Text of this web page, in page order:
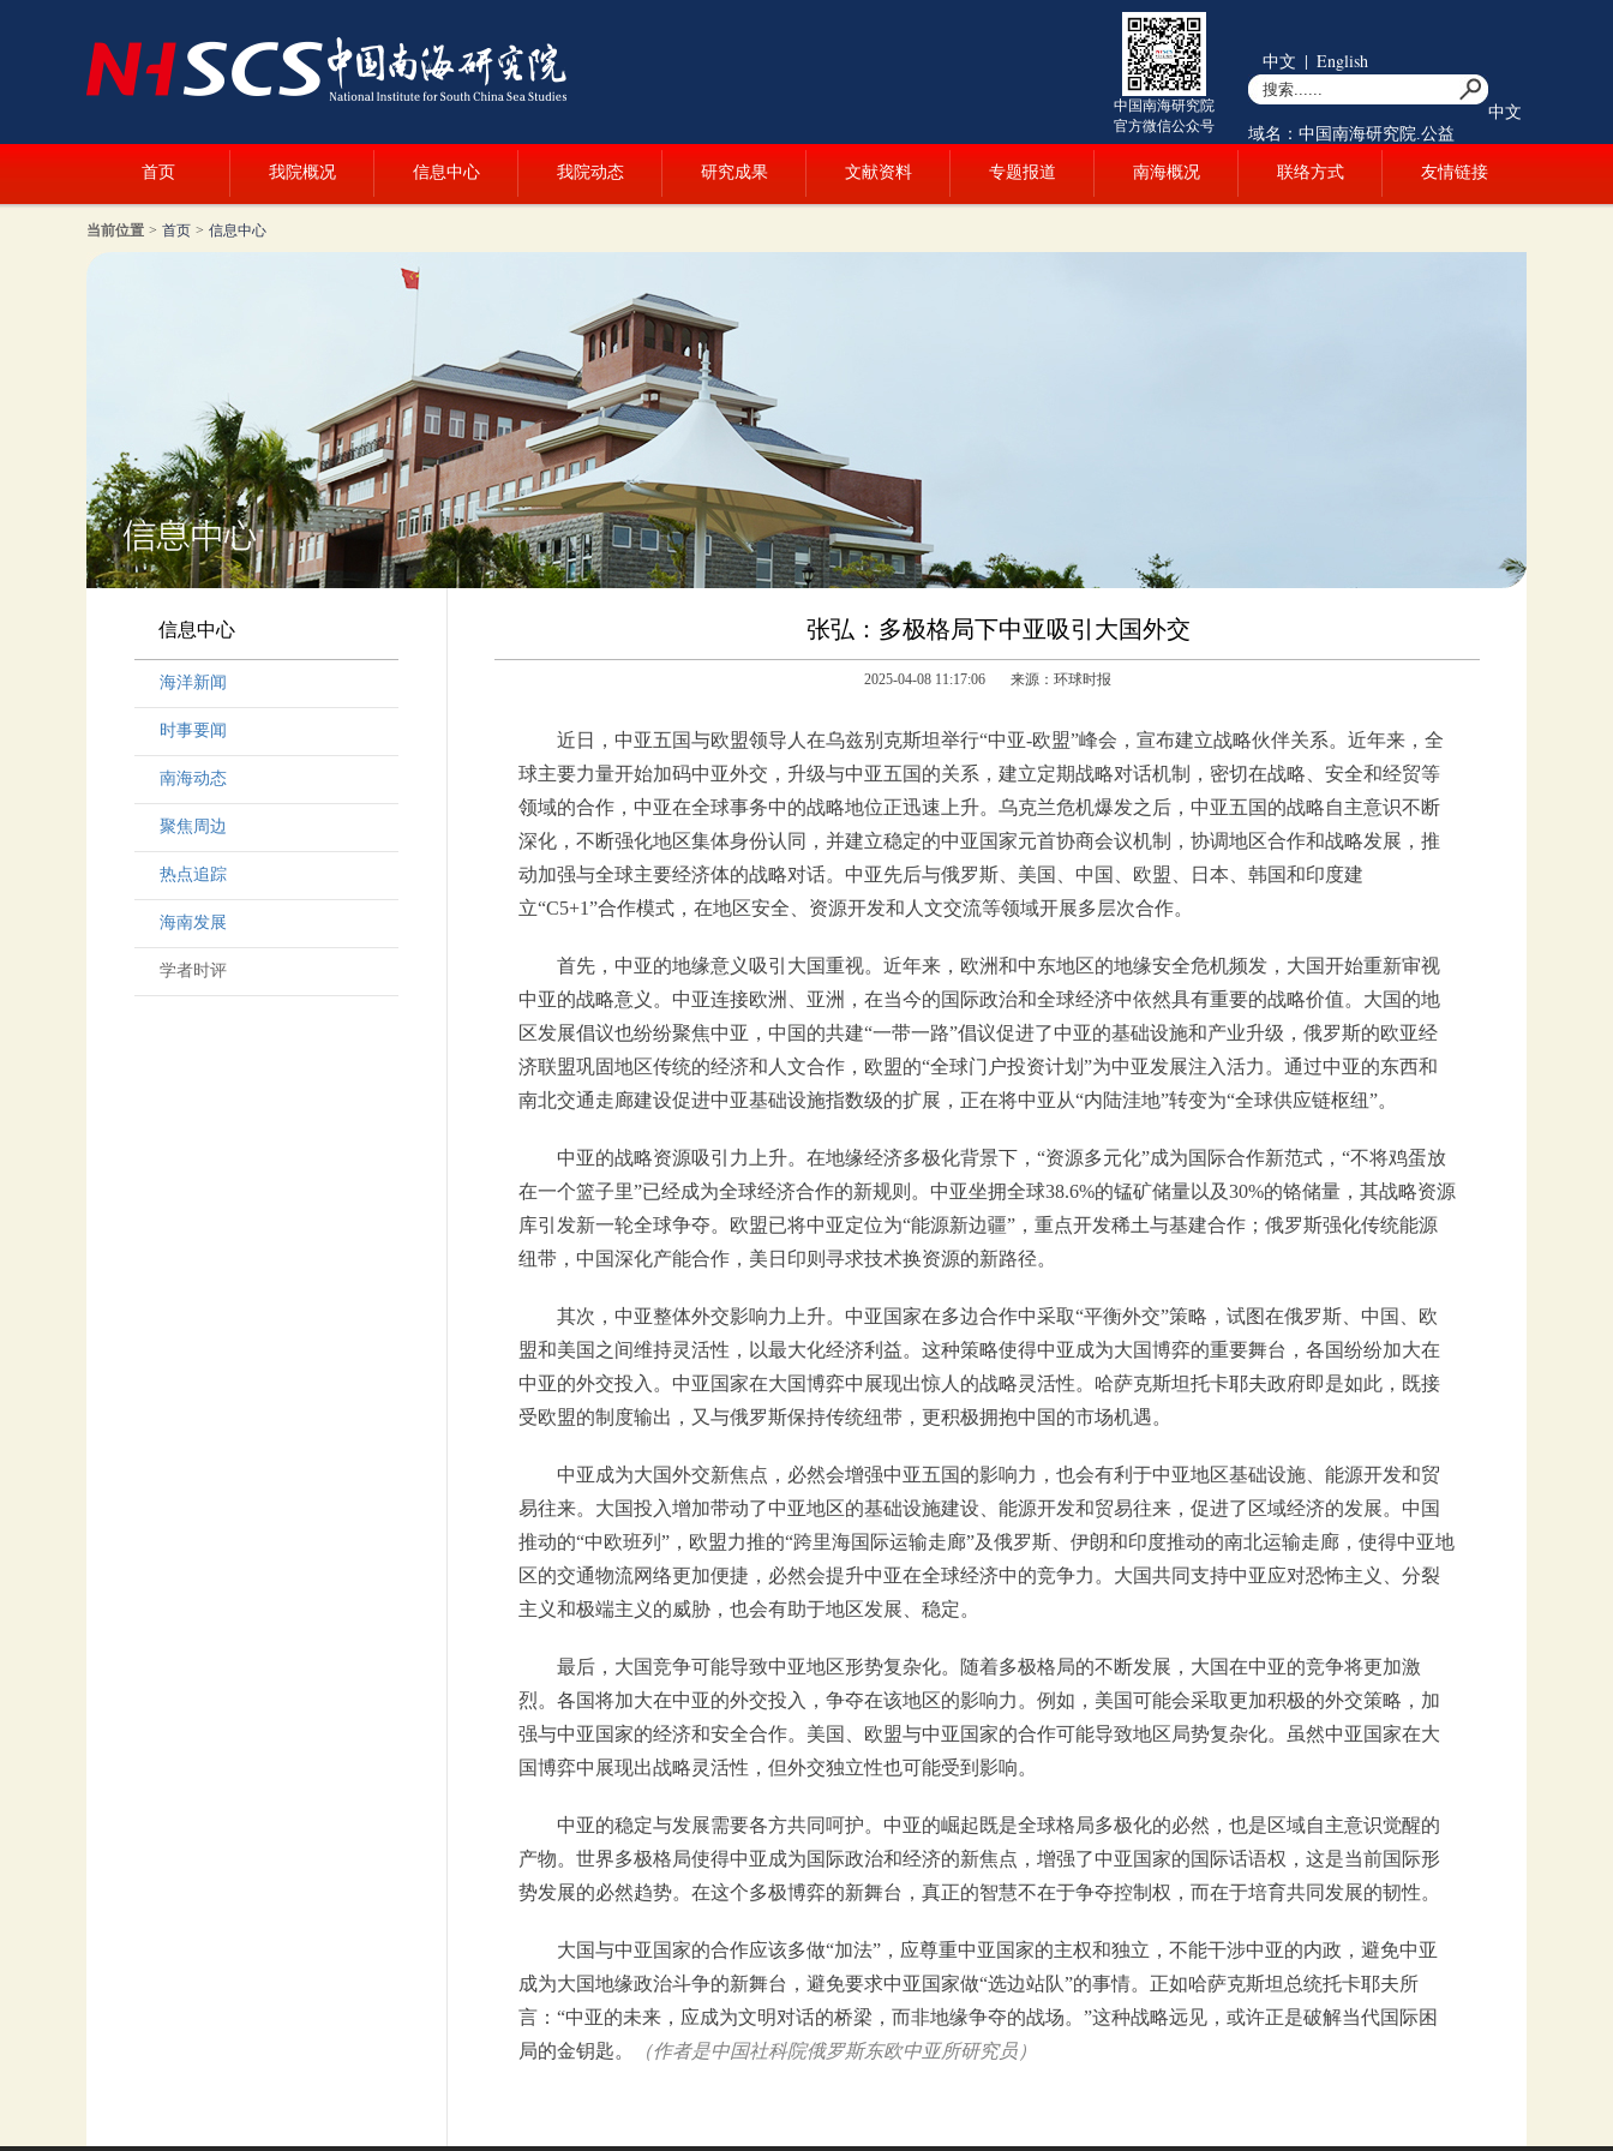
中国南海研究院
官方微信公众号
中文 | English
中文
域名：中国南海研究院.公益
首页 我院概况 信息中心 我院动态 研究成果 文献资料 专题报道 南海概况 联络方式 友情链接
当前位置 > 首页 > 信息中心
信息中心
海洋新闻
时事要闻
南海动态
聚焦周边
热点追踪
海南发展
学者时评
张弘：多极格局下中亚吸引大国外交
2025-04-08 11:17:06 来源：环球时报
近日，中亚五国与欧盟领导人在乌兹别克斯坦举行“中亚-欧盟”峰会，宣布建立战略伙伴关系。近年来，全
球主要力量开始加码中亚外交，升级与中亚五国的关系，建立定期战略对话机制，密切在战略、安全和经贸等
领域的合作，中亚在全球事务中的战略地位正迅速上升。乌克兰危机爆发之后，中亚五国的战略自主意识不断
深化，不断强化地区集体身份认同，并建立稳定的中亚国家元首协商会议机制，协调地区合作和战略发展，推
动加强与全球主要经济体的战略对话。中亚先后与俄罗斯、美国、中国、欧盟、日本、韩国和印度建
立“C5+1”合作模式，在地区安全、资源开发和人文交流等领域开展多层次合作。
首先，中亚的地缘意义吸引大国重视。近年来，欧洲和中东地区的地缘安全危机频发，大国开始重新审视
中亚的战略意义。中亚连接欧洲、亚洲，在当今的国际政治和全球经济中依然具有重要的战略价值。大国的地
区发展倡议也纷纷聚焦中亚，中国的共建“一带一路”倡议促进了中亚的基础设施和产业升级，俄罗斯的欧亚经
济联盟巩固地区传统的经济和人文合作，欧盟的“全球门户投资计划”为中亚发展注入活力。通过中亚的东西和
南北交通走廊建设促进中亚基础设施指数级的扩展，正在将中亚从“内陆洼地”转变为“全球供应链枢纽”。
中亚的战略资源吸引力上升。在地缘经济多极化背景下，“资源多元化”成为国际合作新范式，“不将鸡蛋放
在一个篮子里”已经成为全球经济合作的新规则。中亚坐拥全球38.6%的锰矿储量以及30%的铬储量，其战略资源
库引发新一轮全球争夺。欧盟已将中亚定位为“能源新边疆”，重点开发稀土与基建合作；俄罗斯强化传统能源
纽带，中国深化产能合作，美日印则寻求技术换资源的新路径。
其次，中亚整体外交影响力上升。中亚国家在多边合作中采取“平衡外交”策略，试图在俄罗斯、中国、欧
盟和美国之间维持灵活性，以最大化经济利益。这种策略使得中亚成为大国博弈的重要舞台，各国纷纷加大在
中亚的外交投入。中亚国家在大国博弈中展现出惊人的战略灵活性。哈萨克斯坦托卡耶夫政府即是如此，既接
受欧盟的制度输出，又与俄罗斯保持传统纽带，更积极拥抱中国的市场机遇。
中亚成为大国外交新焦点，必然会增强中亚五国的影响力，也会有利于中亚地区基础设施、能源开发和贸
易往来。大国投入增加带动了中亚地区的基础设施建设、能源开发和贸易往来，促进了区域经济的发展。中国
推动的“中欧班列”，欧盟力推的“跨里海国际运输走廊”及俄罗斯、伊朗和印度推动的南北运输走廊，使得中亚地
区的交通物流网络更加便捷，必然会提升中亚在全球经济中的竞争力。大国共同支持中亚应对恐怖主义、分裂
主义和极端主义的威胁，也会有助于地区发展、稳定。
最后，大国竞争可能导致中亚地区形势复杂化。随着多极格局的不断发展，大国在中亚的竞争将更加激
烈。各国将加大在中亚的外交投入，争夺在该地区的影响力。例如，美国可能会采取更加积极的外交策略，加
强与中亚国家的经济和安全合作。美国、欧盟与中亚国家的合作可能导致地区局势复杂化。虽然中亚国家在大
国博弈中展现出战略灵活性，但外交独立性也可能受到影响。
中亚的稳定与发展需要各方共同呵护。中亚的崛起既是全球格局多极化的必然，也是区域自主意识觉醒的
产物。世界多极格局使得中亚成为国际政治和经济的新焦点，增强了中亚国家的国际话语权，这是当前国际形
势发展的必然趋势。在这个多极博弈的新舞台，真正的智慧不在于争夺控制权，而在于培育共同发展的韧性。
大国与中亚国家的合作应该多做“加法”，应尊重中亚国家的主权和独立，不能干涉中亚的内政，避免中亚
成为大国地缘政治斗争的新舞台，避免要求中亚国家做“选边站队”的事情。正如哈萨克斯坦总统托卡耶夫所
言：“中亚的未来，应成为文明对话的桥梁，而非地缘争夺的战场。”这种战略远见，或许正是破解当代国际困
局的金钥匙。
（作者是中国社科院俄罗斯东欧中亚所研究员）